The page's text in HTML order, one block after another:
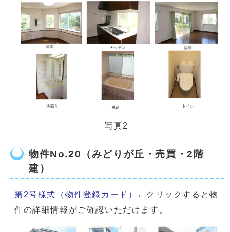
写真2
物件No.20（みどりが丘・売買・2階
建）
第2号様式（物件登録カード）
←クリックすると物
件の詳細情報がご確認いただけます。